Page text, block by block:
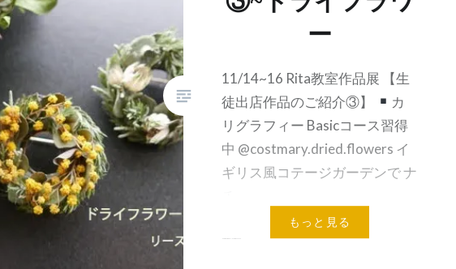
ー
11/14~16 Rita教室作品展 【生
徒出店作品のご紹介③】
カ
リグラフィー Basicコース習得
中 @costmary.dried.flowers イ
ギリス風コテージガーデンで ナ
もっと見る
共有: